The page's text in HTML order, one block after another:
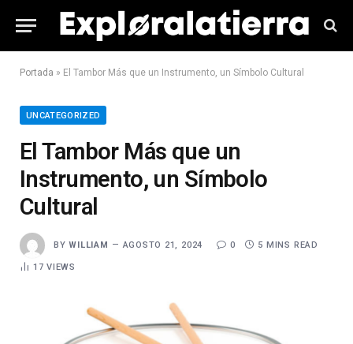
Portada » El Tambor Más que un Instrumento, un Símbolo Cultural
UNCATEGORIZED
El Tambor Más que un
Instrumento, un Símbolo
Cultural
BY WILLIAM AGOSTO 21, 2024 0 5 MINS READ
17VIEWS